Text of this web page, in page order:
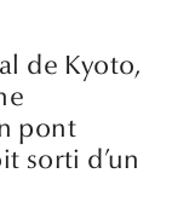
de Kyoto,
pont
sorti d’un